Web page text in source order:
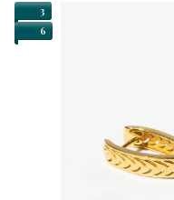
3
6